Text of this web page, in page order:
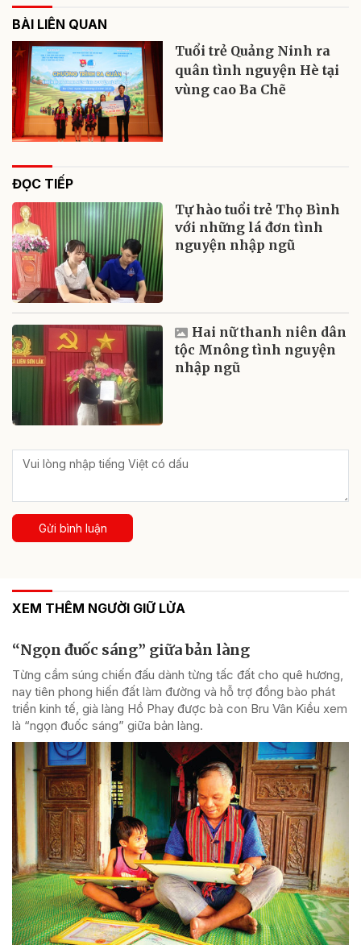
BÀI LIÊN QUAN
Tuổi trẻ Quảng Ninh ra
quân tình nguyện Hè tại
vùng cao Ba Chẽ
ĐỌC TIẾP
Tự hào tuổi trẻ Thọ Bình
với những lá đơn tình
nguyện nhập ngũ
Hai nữ thanh niên dân
tộc Mnông tình nguyện
nhập ngũ
Gửi bình luận
XEM THÊM NGƯỜI GIỮ LỬA
“Ngọn đuốc sáng” giữa bản làng
Từng cầm súng chiến đấu dành từng tấc đất cho quê hương,
nay tiên phong hiến đất làm đường và hỗ trợ đồng bào phát
triển kinh tế, già làng Hồ Phay được bà con Bru Vân Kiều xem
là “ngọn đuốc sáng” giữa bản làng.